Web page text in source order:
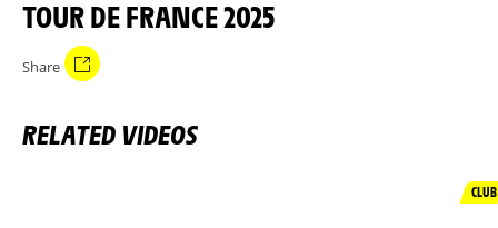
TOUR DE FRANCE 2025
Share
RELATED VIDEOS
CLUB